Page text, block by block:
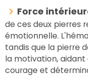
Force
de ces deux pierres
émotionnelle.
tandis que la pierre
la motivation, aidant
courage et